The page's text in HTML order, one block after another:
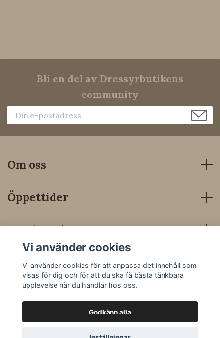
Bli en del av Dressyrbutikens
community
Om oss
Öppettider
Kundservice
Sociala medier
© 2026 Dressyrbutiken
Vi använder cookies
Vi använder cookies för att anpassa det innehåll som
visas för dig och för att du ska få bästa tänkbara
upplevelse när du handlar hos oss.
Godkänn alla